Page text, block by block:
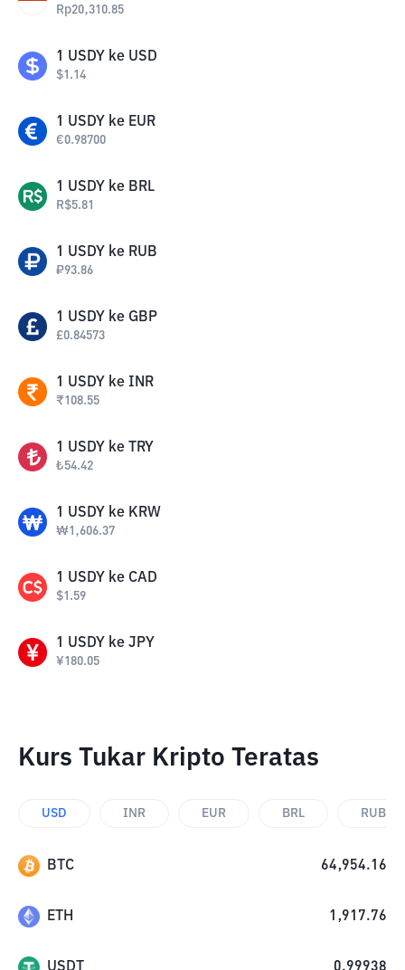
Rp20,310.85
1 USDY ke USD
$1.14
1 USDY ke EUR
€0.98700
1 USDY ke BRL
R$5.81
1 USDY ke RUB
₽93.86
1 USDY ke GBP
£0.84573
1 USDY ke INR
₹108.55
1 USDY ke TRY
₺54.42
1 USDY ke KRW
₩1,606.37
1 USDY ke CAD
$1.59
1 USDY ke JPY
¥180.05
Kurs Tukar Kripto Teratas
USD INR EUR BRL RUB
BTC 64,954.16
ETH 1,917.76
USDT